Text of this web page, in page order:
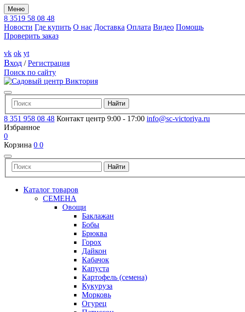
Меню
8 3519 58 08 48
Новости Где купить О нас Доставка Оплата Видео Помощь
Проверить заказ
vk ok yt
Вход /Регистрация
Поиск по сайту
8 351 958 08 48 Контакт центр 9:00 - 17:00 info@sc-victoriya.ru
Избранное
0
Корзина 0 0
Каталог товаров
СЕМЕНА
Овощи
Баклажан
Бобы
Брюква
Горох
Дайкон
Кабачок
Капуста
Картофель (семена)
Кукуруза
Морковь
Огурец